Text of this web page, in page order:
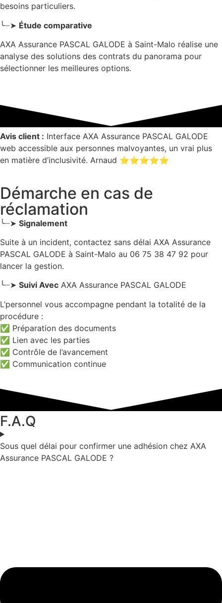
besoins particuliers.
╰┈➤ Étude comparative
AXA Assurance PASCAL GALODE à Saint-Malo réalise une
analyse des solutions des contrats du panorama pour
sélectionner les meilleures options.
Avis client : Interface AXA Assurance PASCAL GALODE
web accessible aux personnes malvoyantes, un vrai plus
en matière d’inclusivité. Arnaud ⭐⭐⭐⭐⭐
Démarche en cas de
réclamation
╰┈➤ Signalement
Suite à un incident, contactez sans délai AXA Assurance
PASCAL GALODE à Saint-Malo au 06 75 38 47 92 pour
lancer la gestion.
╰┈➤ Suivi Avec AXA Assurance PASCAL GALODE
L’personnel vous accompagne pendant la totalité de la
procédure :
✅ Préparation des documents
✅ Lien avec les parties
✅ Contrôle de l’avancement
✅ Communication continue
F.A.Q
Sous quel délai pour confirmer une adhésion chez AXA
Assurance PASCAL GALODE ?